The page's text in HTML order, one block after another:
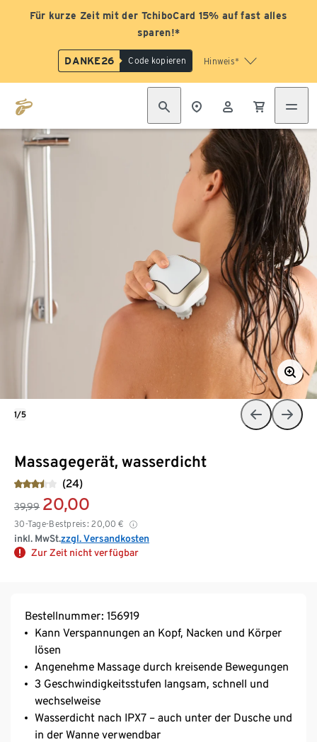
Für kurze Zeit mit der TchiboCard 15% auf fast alles
sparen!*
DANKE26 Code kopieren Hinweis*
Massagegerät, wasserdicht
(24)
39,99 20,00
30-Tage-Bestpreis: 20,00 €
inkl. MwSt.zzgl. Versandkosten
Zur Zeit nicht verfügbar
1/5
Bestellnummer: 156919
Kann Verspannungen an Kopf, Nacken und Körper
lösen
Angenehme Massage durch kreisende Bewegungen
3 Geschwindigkeitsstufen langsam, schnell und
wechselweise
Wasserdicht nach IPX7 – auch unter der Dusche und
in der Wanne verwendbar